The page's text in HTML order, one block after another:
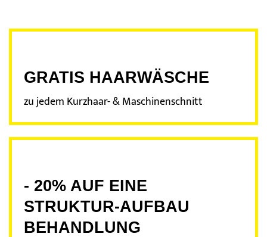
GRATIS HAARWÄSCHE
zu jedem Kurzhaar- & Maschinenschnitt
- 20% AUF EINE
STRUKTUR-AUFBAU
BEHANDLUNG